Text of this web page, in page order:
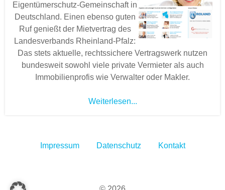
Eigentümerschutz-Gemeinschaft in
Deutschland. Einen ebenso guten
Ruf genießt der Mietvertrag des
Landesverbands Rheinland-Pfalz:
Das stets aktuelle, rechtssichere Vertragswerk nutzen
bundesweit sowohl viele private Vermieter als auch
Immobilienprofis wie Verwalter oder Makler.
Weiterlesen...
Impressum Datenschutz Kontakt